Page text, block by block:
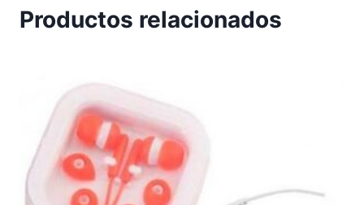
Productos relacionados